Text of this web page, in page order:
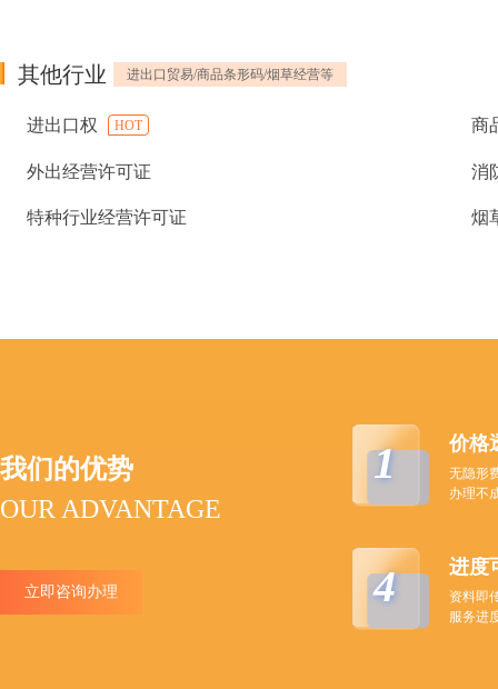
其他行业 进出口贸易/商品条形码/烟草经营等
进出口权 HOT 商
外出经营许可证 消
特种行业经营许可证 烟
我们的优势
OUR ADVANTAGE
立即咨询办理
1 价格
无隐形
办理不
4 进度
资料即
服务进